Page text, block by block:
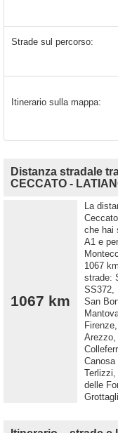
Strade sul percorso:
Itinerario sulla mappa:
Distanza stradale
CECCATO -
1067 km
La
che hai
A1 e
1067
strade:
SS372,
San
Arezzo,
Canosa
delle